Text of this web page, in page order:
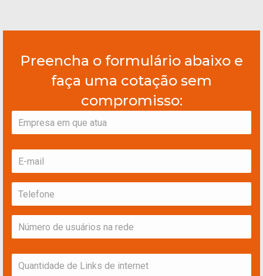
Preencha o formulário abaixo e
faça uma cotação sem
compromisso:
Empresa
(obrigatório)
E-
mail
Telefone
Número
de
na
rede
Quantidade
de